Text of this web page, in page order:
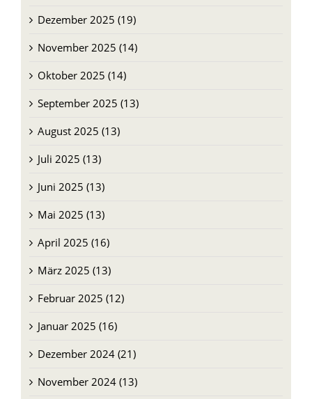
Dezember 2025 (19)
November 2025 (14)
Oktober 2025 (14)
September 2025 (13)
August 2025 (13)
Juli 2025 (13)
Juni 2025 (13)
Mai 2025 (13)
April 2025 (16)
März 2025 (13)
Februar 2025 (12)
Januar 2025 (16)
Dezember 2024 (21)
November 2024 (13)